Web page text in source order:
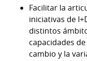
Facilitar la
iniciativas de
distintos
capacidades
cambio y la